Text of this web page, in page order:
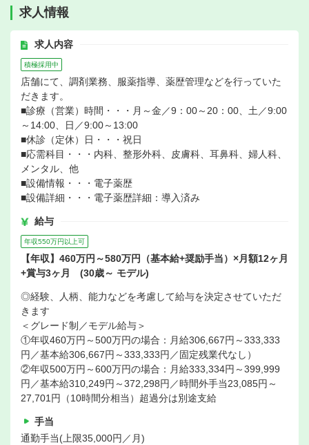
求人情報
求人内容
積極採用中
店舗にて、調剤業務、服薬指導、薬歴管理などを行っていた
だきます。
■診療（営業）時間・・・月～金／9：00～20：00、土／9:00
～14:00、日／9:00～13:00
■休診（定休）日・・・祝日
■応需科目・・・内科、整形外科、皮膚科、耳鼻科、婦人科、
メンタル、他
■設備情報・・・電子薬歴
■設備詳細・・・電子薬歴詳細：導入済み
給与
年収550万円以上可
【年収】460万円～580万円（基本給+奨励手当）×月額12ヶ月
+賞与3ヶ月 (30歳～ モデル)
◎経験、人柄、能力などを考慮して給与を決定させていただ
きます
＜グレード制／モデル給与＞
①年収460万円～500万円の場合：月給306,667円～333,333
円／基本給306,667円～333,333円／固定残業代なし）
②年収500万円～600万円の場合：月給333,334円～399,999
円／基本給310,249円～372,298円／時間外手当23,085円～
27,701円（10時間分相当）超過分は別途支給
手当
通勤手当(上限35,000円／月)